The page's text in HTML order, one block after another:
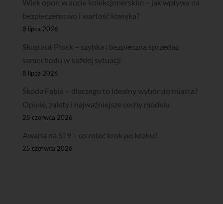
Wiek opon w aucie kolekcjonerskim – jak wpływa na
bezpieczeństwo i wartość klasyka?
8 lipca 2026
Skup aut Płock – szybka i bezpieczna sprzedaż
samochodu w każdej sytuacji
8 lipca 2026
Škoda Fabia – dlaczego to idealny wybór do miasta?
Opinie, zalety i najważniejsze cechy modelu
25 czerwca 2026
Awaria na S19 – co robić krok po kroku?
25 czerwca 2026